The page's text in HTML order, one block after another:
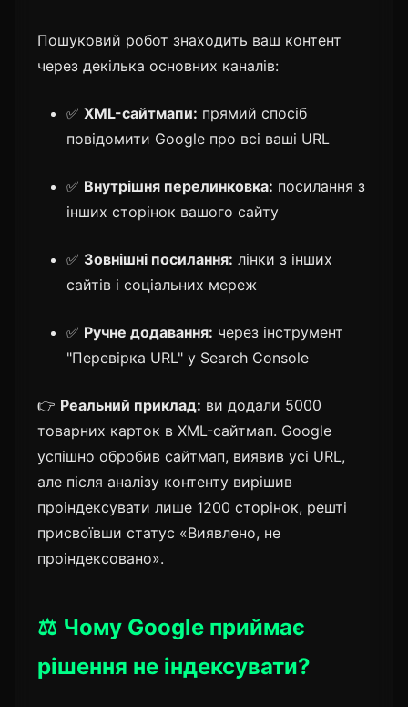
Пошуковий робот знаходить ваш контент
через декілька основних каналів:
✅ XML-сайтмапи: прямий спосіб
повідомити Google про всі ваші URL
✅ Внутрішня перелинковка: посилання з
інших сторінок вашого сайту
✅ Зовнішні посилання: лінки з інших
сайтів і соціальних мереж
✅ Ручне додавання: через інструмент
"Перевірка URL" у Search Console
👉 Реальний приклад: ви додали 5000
товарних карток в XML-сайтмап. Google
успішно обробив сайтмап, виявив усі URL,
але після аналізу контенту вирішив
проіндексувати лише 1200 сторінок, решті
присвоївши статус «Виявлено, не
проіндексовано».
⚖️ Чому Google приймає
рішення не індексувати?